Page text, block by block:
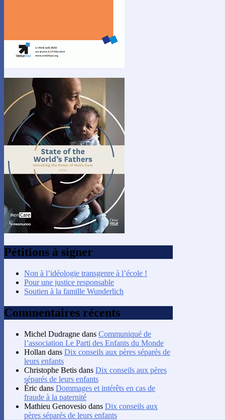
Pétitions à signer
Non à l’idéologie transgenre à l’école !
Pour une justice responsable
Soutien à la famille Wunderlich
Commentaires récents
Michel Dudragne dans Communiqué de
l’association Le Parti des Enfants du Monde
Hollan dans Dix conseils aux pères séparés de
leurs enfants
Christophe Betis dans Dix conseils aux pères
séparés de leurs enfants
Éric dans Dommages et intérêts en cas de
fraude à la paternité
Mathieu Genovesio dans Dix conseils aux
pères séparés de leurs enfants